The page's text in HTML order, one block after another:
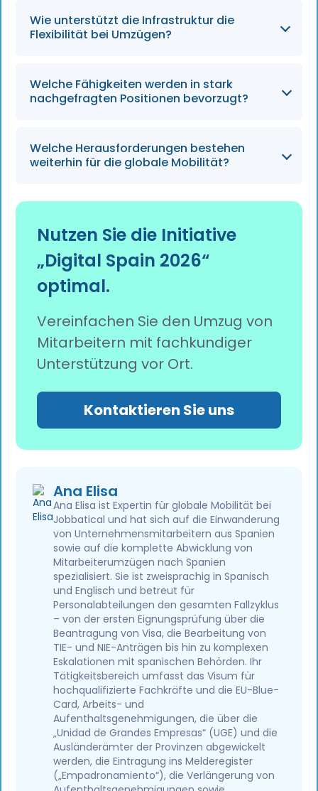
Anreize, schnellere Einstellung, Unterstützung
für Start-ups und Zugang zu regionalen
Wie unterstützt die Infrastruktur die
Flexibilität bei Umzügen?
Landesweites 5G/Breitband ermöglicht
Remote-Arbeit und das Leben außerhalb der
Welche Fähigkeiten werden in stark
nachgefragten Positionen bevorzugt?
Praktische Problemlösung statt
akademischer Abschlüsse, mit Schwerpunkt
Welche Herausforderungen bestehen
weiterhin für die globale Mobilität?
Anpassung an schnellere Prozesse, flexible
Compliance-Anforderungen.
Nutzen Sie die Initiative
„Digital Spain 2026“
optimal.
Vereinfachen Sie den Umzug von
Mitarbeitern mit fachkundiger
Unterstützung vor Ort.
Kontaktieren Sie uns
Ana Elisa
Ana Elisa ist Expertin für globale Mobilität bei
Jobbatical und hat sich auf die Einwanderung
von Unternehmensmitarbeitern aus Spanien
sowie auf die komplette Abwicklung von
Mitarbeiterumzügen nach Spanien
spezialisiert. Sie ist zweisprachig in Spanisch
und Englisch und betreut für
Personalabteilungen den gesamten Fallzyklus
– von der ersten Eignungsprüfung über die
Beantragung von Visa, die Bearbeitung von
TIE- und NIE-Anträgen bis hin zu komplexen
Eskalationen mit spanischen Behörden. Ihr
Tätigkeitsbereich umfasst das Visum für
hochqualifizierte Fachkräfte und die EU-Blue-
Card, Arbeits- und
Aufenthaltsgenehmigungen, die über die
„Unidad de Grandes Empresas“ (UGE) und die
Ausländerämter der Provinzen abgewickelt
werden, die Eintragung ins Melderegister
(„Empadronamiento“), die Verlängerung von